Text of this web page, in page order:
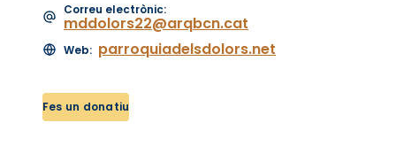
Correu electrònic:
mddolors22@arqbcn.cat
Web: parroquiadelsdolors.net
Fes un donatiu